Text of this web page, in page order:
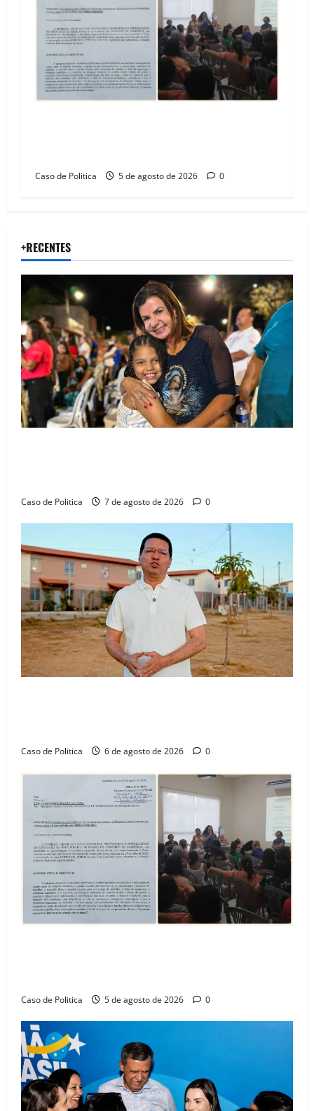
Caso de Politica 5 de agosto de 2026 0
+RECENTES
Caso de Politica 7 de agosto de 2026 0
Caso de Politica 6 de agosto de 2026 0
Caso de Politica 5 de agosto de 2026 0